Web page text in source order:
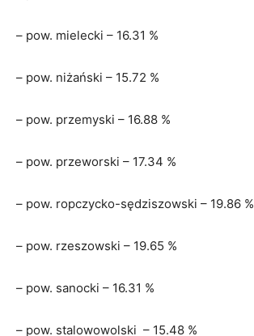
– pow. mielecki – 16.31 %
– pow. niżański – 15.72 %
– pow. przemyski – 16.88 %
– pow. przeworski – 17.34 %
– pow. ropczycko-sędziszowski – 19.86 %
– pow. rzeszowski – 19.65 %
– pow. sanocki – 16.31 %
– pow. stalowowolski – 15.48 %